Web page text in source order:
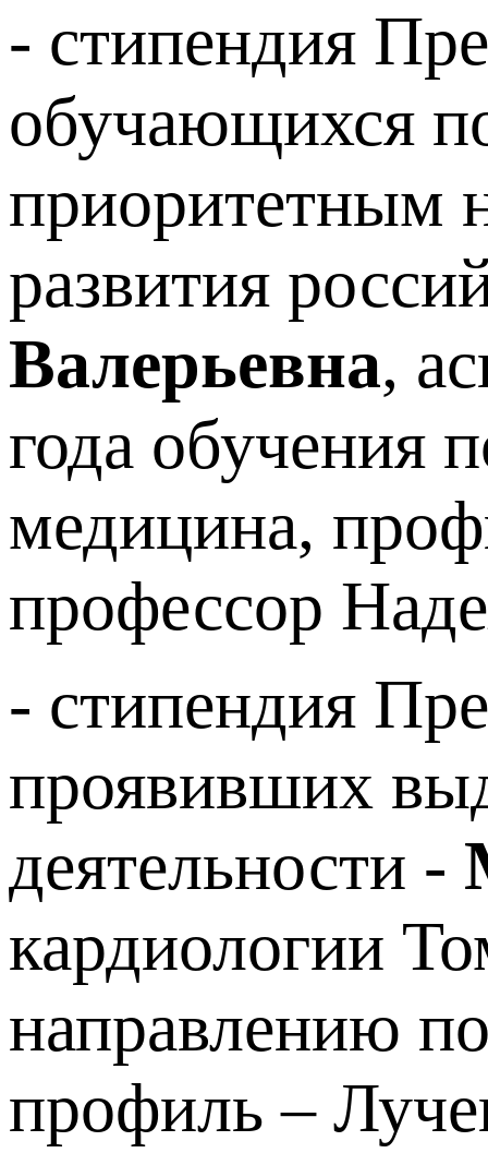
- стипендия
обучающихся
приоритетным
развития
Валерьевна,
года обучения
медицина,
профессор
- стипендия
проявивших
деятельности -
кардиологии
направлению
профиль –